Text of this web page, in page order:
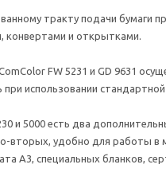
тракту подачи бумаги
конвертами и открытками.
FW 5231 и GD 9631
при использовании
и 5000 есть два
вторых, удобно для работы
А3, специальных бланков,